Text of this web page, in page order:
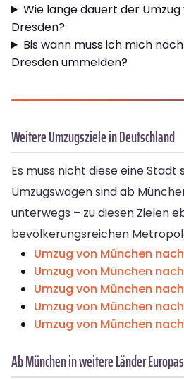
Wie lange dauert der
Dresden?
Bis wann muss ich mich
Dresden ummelden?
Weitere Umzugsziele in Deutschland
Es muss nicht diese eine Stadt
Umzugswagen sind ab
unterwegs – zu diesen Zielen
bevölkerungsreichen
Umzug von München
Umzug von München
Umzug von München
Umzug von München
Umzug von München
Ab München in weitere Länder Europas